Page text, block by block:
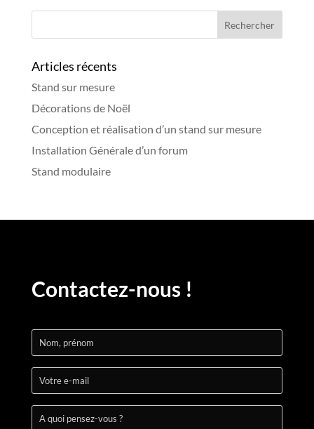
Articles récents
Stand sur mesure
Décorations de Noël
Conception et réalisation d’un stand sur mesure
Installation Générale d’un forum
Stand modulaire
Contactez-nous !